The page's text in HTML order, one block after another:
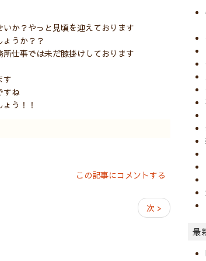
か？やっと見頃を迎えております
うか？？
仕事では未だ膝掛けしております
す
すね
う！！
この記事にコメントする
次 >
最